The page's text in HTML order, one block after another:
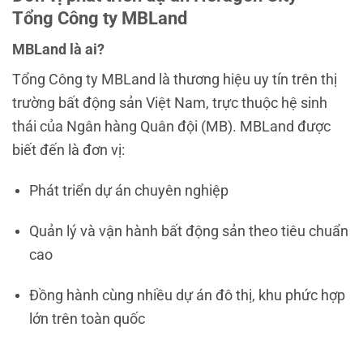
Tổng Công ty MBLand
MBLand là ai?
Tổng Công ty MBLand là thương hiệu uy tín trên thị
trường bất động sản Việt Nam, trực thuộc hệ sinh
thái của Ngân hàng Quân đội (MB). MBLand được
biết đến là đơn vị:
Phát triển dự án chuyên nghiệp
Quản lý và vận hành bất động sản theo tiêu chuẩn
cao
Đồng hành cùng nhiều dự án đô thị, khu phức hợp
lớn trên toàn quốc